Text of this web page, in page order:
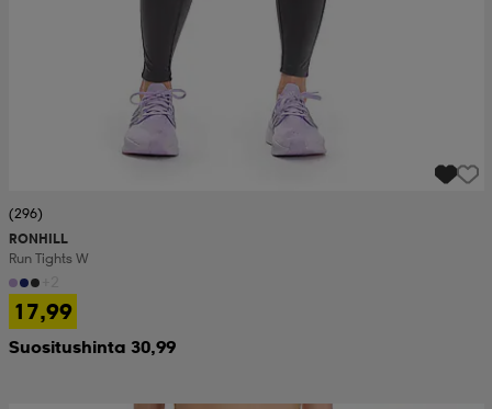
(296)
RONHILL
Run Tights W
17,99
Suositushinta 30,99